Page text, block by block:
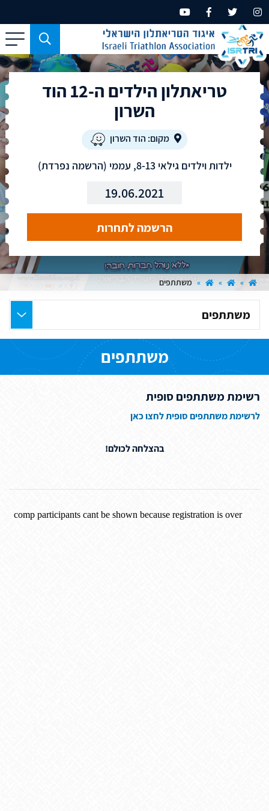
כפתור
משמש
עבור
מכשיריםטריאתלון הילדים ה-12 הוד
השרון
מקום: הוד השרון
ילדות וילדים גילאי 8-13, עממי (הרשמה נפרדת)
19.06.2021
הרשמה לתחרות
»
»
» משתתפים
את
העמוד
הרצוי
משתתפים
רשימת משתתפים סופית
לרשימת משתתפים סופית לחצו כאן
בהצלחה לכולם!